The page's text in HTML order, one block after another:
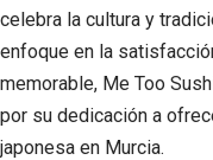
celebra la cultura y
enfoque en la
memorable, Me Too
por su dedicación a
japonesa en Murcia.